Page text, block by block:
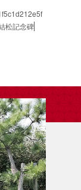
松記念碑